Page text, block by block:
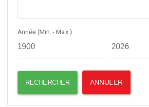
Année (Min. - Max.)